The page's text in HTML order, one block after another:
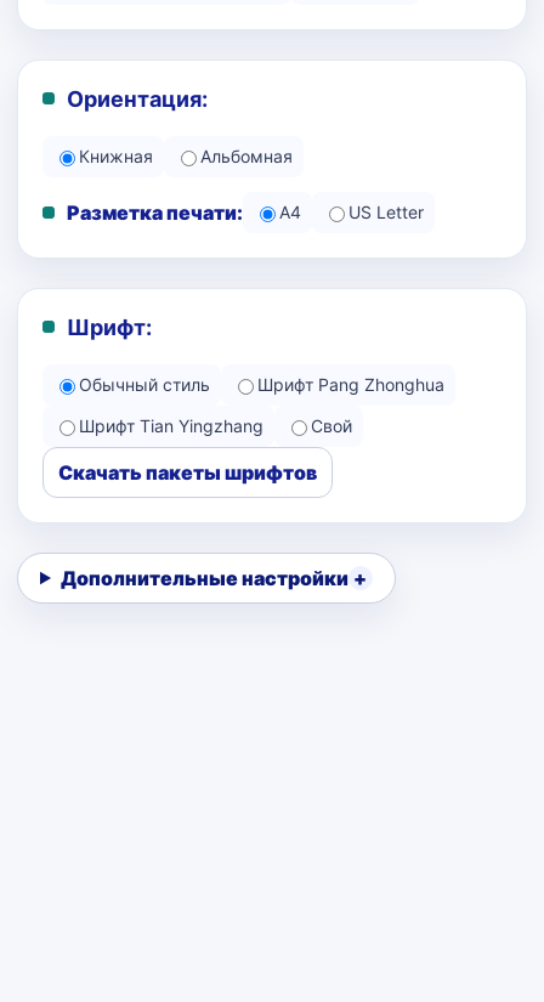
Ориентация:
Книжная Альбомная
Разметка печати: A4 US Letter
Шрифт:
Обычный стиль
Шрифт Pang Zhonghua
Шрифт Tian Yingzhang
Свой
Скачать пакеты шрифтов
Дополнительные настройки